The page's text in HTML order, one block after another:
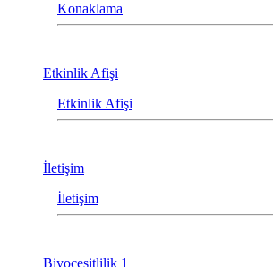
Konaklama
Etkinlik Afişi
Etkinlik Afişi
İletişim
İletişim
Biyoçeşitlilik 1